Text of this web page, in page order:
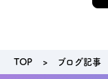
TOP ブログ記事